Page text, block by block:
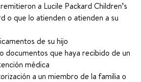
a Lucile Packard Children’s
o que lo atienden o atienden a su
de su hijo
documentos que haya recibido de un
médica
a un miembro de la familia o